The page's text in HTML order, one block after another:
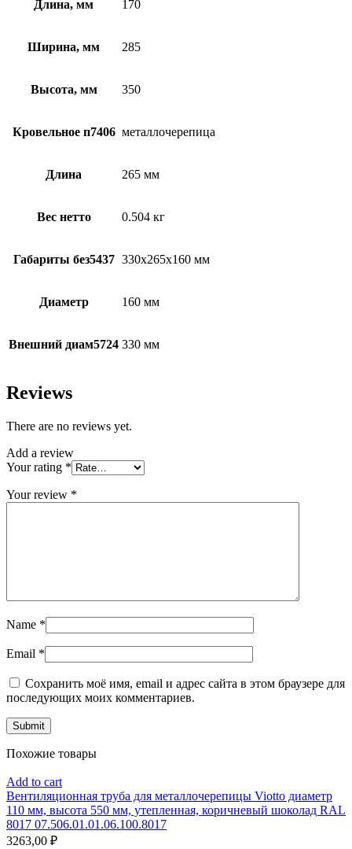
Длина, мм 170
Ширина, мм 285
Высота, мм 350
Кровельное п7406 металлочерепица
Длина 265 мм
Вес нетто 0.504 кг
Габариты без5437 330х265х160 мм
Диаметр 160 мм
Внешний диам5724 330 мм
Reviews
There are no reviews yet.
Add a review
Your rating *
Your review *
Name *
Email *
Сохранить моё имя, email и адрес сайта в этом браузере для
последующих моих комментариев.
Похожие товары
Add to cart
Вентиляционная труба для металлочерепицы Viotto диаметр
110 мм, высота 550 мм, утепленная, коричневый шоколад RAL
8017 07.506.01.01.06.100.8017
3263,00 ₽